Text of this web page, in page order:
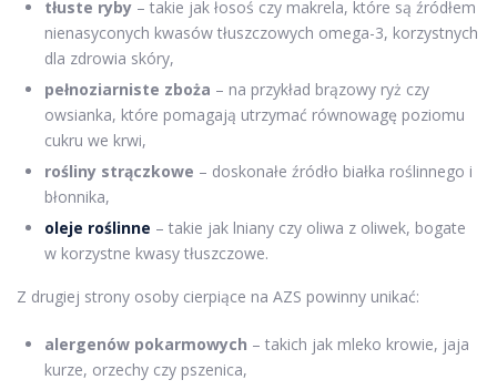
tłuste ryby – takie jak łosoś czy makrela, które są źródłem
nienasyconych kwasów tłuszczowych omega-3, korzystnych
dla zdrowia skóry,
pełnoziarniste zboża – na przykład brązowy ryż czy
owsianka, które pomagają utrzymać równowagę poziomu
cukru we krwi,
rośliny strączkowe – doskonałe źródło białka roślinnego i
błonnika,
oleje roślinne – takie jak lniany czy oliwa z oliwek, bogate
w korzystne kwasy tłuszczowe.
Z drugiej strony osoby cierpiące na AZS powinny unikać:
alergenów pokarmowych – takich jak mleko krowie, jaja
kurze, orzechy czy pszenica,